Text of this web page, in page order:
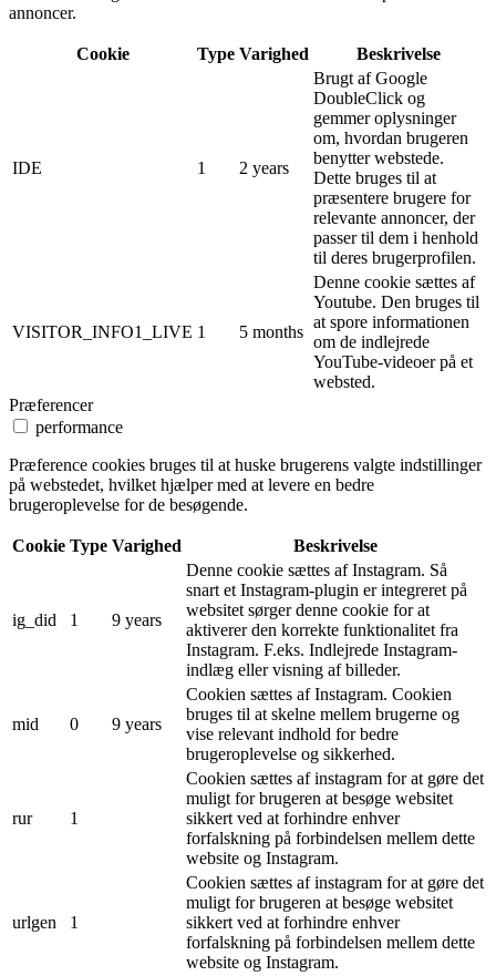
annoncer.
Cookie Type Varighed Beskrivelse
IDE 1 2 years
Brugt af Google
DoubleClick og
gemmer oplysninger
om, hvordan brugeren
benytter webstede.
Dette bruges til at
præsentere brugere for
relevante annoncer, der
passer til dem i henhold
til deres brugerprofilen.
VISITOR_INFO1_LIVE 1 5 months
Denne cookie sættes af
Youtube. Den bruges til
at spore informationen
om de indlejrede
YouTube-videoer på et
websted.
Præferencer
performance
Præference cookies bruges til at huske brugerens valgte indstillinger
på webstedet, hvilket hjælper med at levere en bedre
brugeroplevelse for de besøgende.
Cookie Type Varighed Beskrivelse
ig_did 1 9 years
Denne cookie sættes af Instagram. Så
snart et Instagram-plugin er integreret på
websitet sørger denne cookie for at
aktiverer den korrekte funktionalitet fra
Instagram. F.eks. Indlejrede Instagram-
indlæg eller visning af billeder.
mid 0 9 years
Cookien sættes af Instagram. Cookien
bruges til at skelne mellem brugerne og
vise relevant indhold for bedre
brugeroplevelse og sikkerhed.
rur 1
Cookien sættes af instagram for at gøre det
muligt for brugeren at besøge websitet
sikkert ved at forhindre enhver
forfalskning på forbindelsen mellem dette
website og Instagram.
urlgen 1
Cookien sættes af instagram for at gøre det
muligt for brugeren at besøge websitet
sikkert ved at forhindre enhver
forfalskning på forbindelsen mellem dette
website og Instagram.